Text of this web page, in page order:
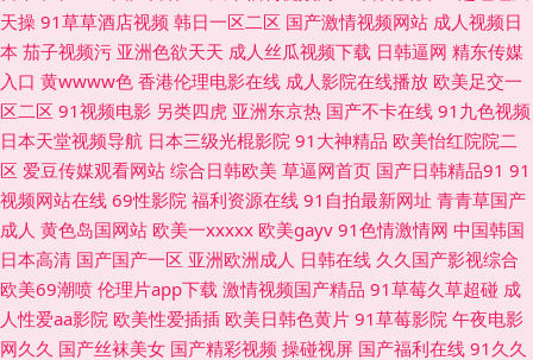
频 国产AV色色 九九自怕 狼友视频aa 蜜桃h视频 欧美酒色网 欧美最大黄色
AA 日本色情网站 日韩三级视频网 色欲一期二期 瑟瑟瑟瑟无码97 婷婷五月
天色网 午夜男人站 午夜专区 亚洲变态另类导航 自拍视频五区 91入口免费
99大香蕉五月天 AV网地址 超碰97人人模 超碰免费在线播放 浮力操操比 国
产无套普通话 激情午夜 久久精品成人黄色 美女足交网站 男女上床黄色 欧美
性爱网页 日本少妇视频 四虎影像 午夜导航福利视频 亚洲免费视频小说 91超
天操 91草草酒店视频 韩日一区二区 国产激情视频网站 成人视频日
本 茄子视频污 亚洲色欲天天 成人丝瓜视频下载 日韩逼网 精东传媒
入口 黄wwww色 香港伦理电影在线 成人影院在线播放 欧美足交一
区二区 91视频电影 另类四虎 亚洲东京热 国产不卡在线 91九色视频
日本天堂视频导航 日本三级光棍影院 91大神精品 欧美怡红院院二
区 爱豆传媒观看网站 综合日韩欧美 草逼网首页 国产日韩精品91 91
视频网站在线 69性影院 福利资源在线 91自拍最新网址 青青草国产
成人 黄色岛国网站 欧美一xxxxx 欧美gayv 91色情激情网 中国韩国
日本高清 国产国产一区 亚洲欧洲成人 日韩在线 久久国产影视综合
欧美69潮喷 伦理片app下载 激情视频国产精品 91草莓久草超碰 成
人性爱aa影院 欧美性爱插插 欧美日韩色黄片 91草莓影院 午夜电影
网久久 国产丝袜美女 国产精彩视频 操碰视屏 国产福利在线 91久久